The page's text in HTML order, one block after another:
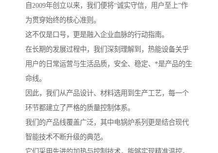
自2009年创立以来，我们便将“诚实守信，用户至上”作
为贯穿始终的核心准则。
这不仅是口号，更是融入企业血脉的行动指南。
在长期的发展过程中，我们深刻理解到，热能设备关乎
用户的日常运营与生活品质，安全、稳定、*是产品的生
命线。
因此，我们从产品设计、材料选用到生产工艺，每一个
环节都建立了严格的质量控制体系。
我们的产品线覆盖广泛，其中电锅炉系列更是结合现代
智能技术不断升级的典范。
它们采用先进的加热与控制技术，能够实现精准温控，